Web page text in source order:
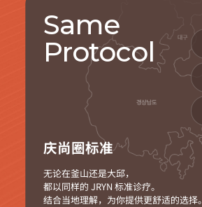
Same
Protocol
庆尚圈标准
无论在釜山还是大邱，
都以同样的 JRYN 标准诊疗。
结合当地理解，为你提供更舒适的选择。